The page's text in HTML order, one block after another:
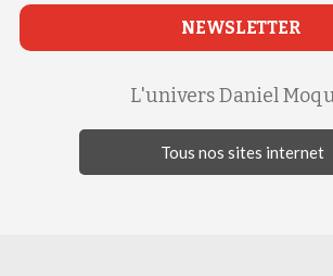
NEWSLETTER
L'univers Daniel
Tous nos sites internet